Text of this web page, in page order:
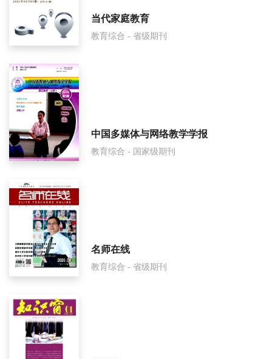
广西民族大学学报(哲学社会科学版)面费如何收取？
广西民族大学学报(哲学社会科学版)是什么级别刊物？
广西民族大学学报(哲学社会科学版)审稿要多久？
广西民族大学学报(哲学社会科学版)是国家级期刊吗？
当代家庭教育
教育综合 - 省级期刊
中国多媒体与网络教学学报
教育综合 - 国家级期刊
名师在线
教育综合 - 省级期刊